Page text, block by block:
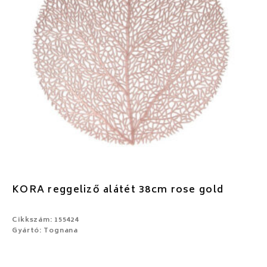
KORA reggeliző alátét 38cm rose gold
Cikkszám: 155424
Gyártó: Tognana